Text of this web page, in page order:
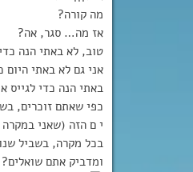
מה קורה?
אז מה… סגר, אה?
טוב, לא באתי הנה
אני גם לא באתי
באתי הנה כדי
כפי שאתם זוכרים,
י ם הזה (שאני במקרה
בכל מקרה, בשביל
ומדביק אתם שואלים?